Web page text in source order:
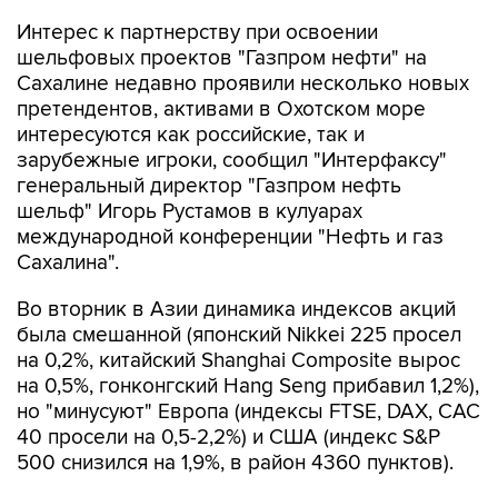
Интерес к партнерству при освоении
шельфовых проектов "Газпром нефти" на
Сахалине недавно проявили несколько новых
претендентов, активами в Охотском море
интересуются как российские, так и
зарубежные игроки, сообщил "Интерфаксу"
генеральный директор "Газпром нефть
шельф" Игорь Рустамов в кулуарах
международной конференции "Нефть и газ
Сахалина".
Во вторник в Азии динамика индексов акций
была смешанной (японский Nikkei 225 просел
на 0,2%, китайский Shanghai Composite вырос
на 0,5%, гонконгский Hang Seng прибавил 1,2%),
но "минусуют" Европа (индексы FTSE, DAX, CAC
40 просели на 0,5-2,2%) и США (индекс S&P
500 снизился на 1,9%, в район 4360 пунктов).